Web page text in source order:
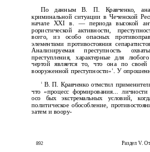
По данным В. П. Кравченко,
криминальной ситуации в Чеченской
начале XXI в. — периода высокой
рористической активности,
всего, из особо опасных
элементами противостояния
Анализируемая преступность
преступления, характерные для
чертой является то, что она по
вооруженной преступности»1. У
1 В. П. Кравченко отмстил
что «процесс формирования... личности
осо­ бых экстремальных условий,
политическое обособление,
затем и воору-
892 Раздел V.